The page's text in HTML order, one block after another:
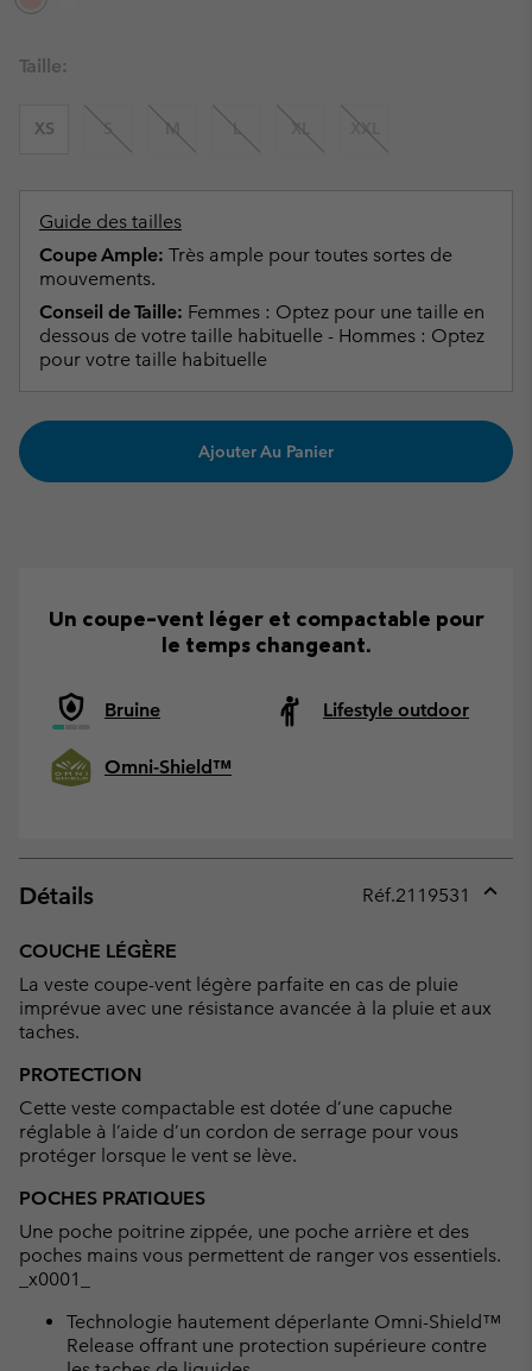
Taille:
XS S M L XL XXL
Guide des tailles
Coupe Ample: Très ample pour toutes sortes de
mouvements.
Conseil de Taille: Femmes : Optez pour une taille en
dessous de votre taille habituelle - Hommes : Optez
pour votre taille habituelle
Ajouter Au Panier
Un coupe-vent léger et compactable pour
le temps changeant.
Bruine Lifestyle outdoor
Omni-Shield™
Détails Réf.2119531
COUCHE LÉGÈRE
La veste coupe-vent légère parfaite en cas de pluie
imprévue avec une résistance avancée à la pluie et aux
taches.
PROTECTION
Cette veste compactable est dotée d’une capuche
réglable à l’aide d’un cordon de serrage pour vous
protéger lorsque le vent se lève.
POCHES PRATIQUES
Une poche poitrine zippée, une poche arrière et des
poches mains vous permettent de ranger vos essentiels.
_x0001_
Technologie hautement déperlante Omni-Shield™
Release offrant une protection supérieure contre